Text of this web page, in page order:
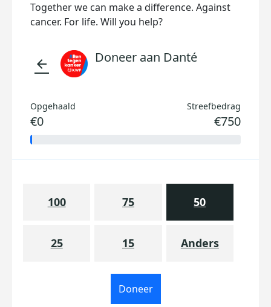
Together we can make a difference. Against
cancer. For life. Will you help?
arrow_back Doneer aan Danté
Opgehaald
€0
Streefbedrag
€750
100 75 50
25 15 Anders
Doneer